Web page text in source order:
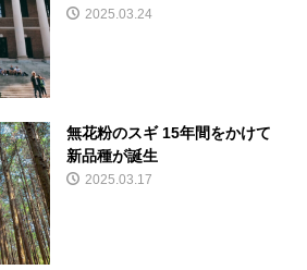
2025.03.24
無花粉のスギ 15年間をかけて
新品種が誕生
2025.03.17